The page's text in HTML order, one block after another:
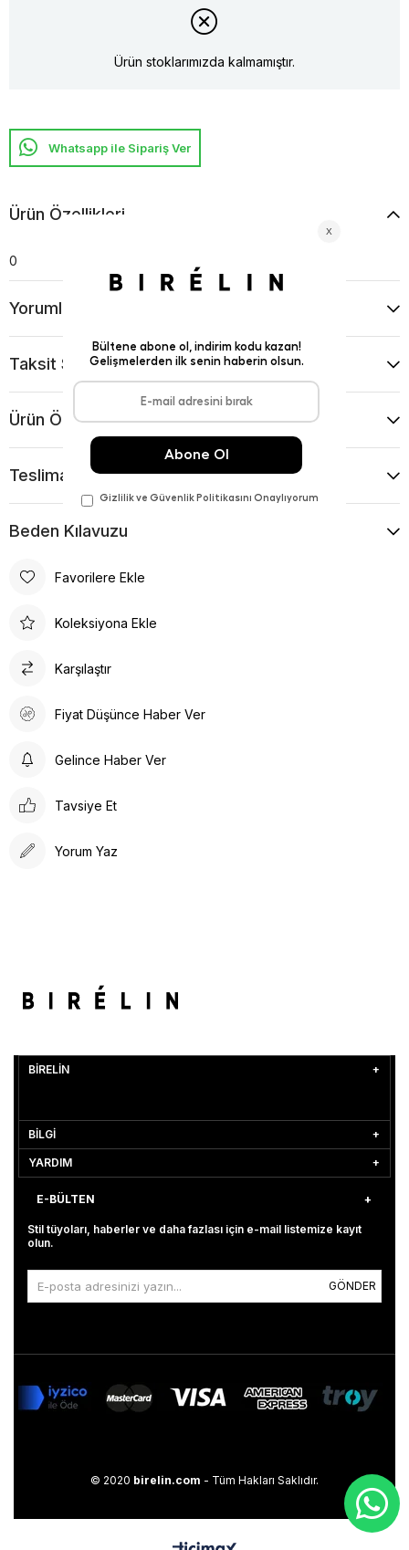
Ürün stoklarımızda kalmamıştır.
Whatsapp ile Sipariş Ver
Ürün Özellikleri
0
Yorumlar
Taksit Seçenekleri
Ürün Önerileri
Teslimat Ve İade Koşulları
Beden Kılavuzu
Favorilere Ekle
Koleksiyona Ekle
Karşılaştır
Fiyat Düşünce Haber Ver
Gelince Haber Ver
Tavsiye Et
Yorum Yaz
BİRELİN
BİLGİ
YARDIM
E-BÜLTEN
Stil tüyoları, haberler ve daha fazlası için e-mail listemize kayıt
olun.
GÖNDER
© 2020 birelin.com - Tüm Hakları Saklıdır.